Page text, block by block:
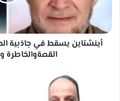
بين
القصةوالخاطرة
أينشتاين يسقط في جاذبية
القصةوالخاطرة